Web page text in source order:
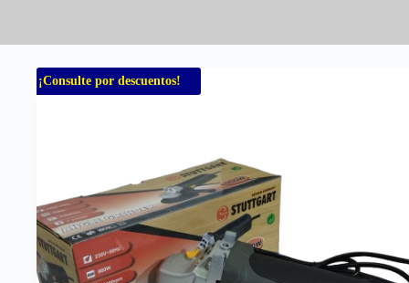
¡Consulte por descuentos!